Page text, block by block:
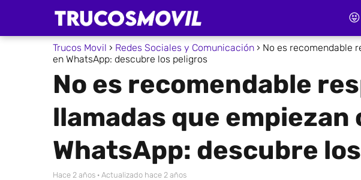
Trucos Movil Redes Sociales y Comunicación
No es recomendable
en WhatsApp: descubre los peligros
No es recomendable
llamadas que empiezan
WhatsApp: descubre
hace 2 años · Actualizado hace 2 años